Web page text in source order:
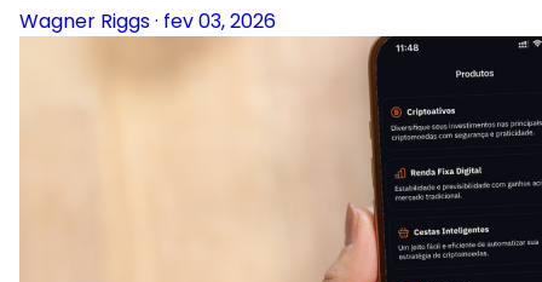
Wagner Riggs· fev 03, 2026